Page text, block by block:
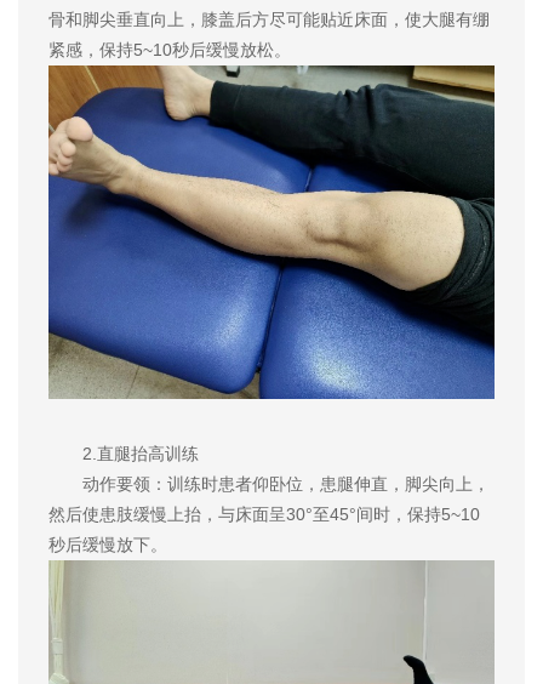
骨和脚尖垂直向上，膝盖后方尽可能贴近床面，使大腿有绷
紧感，保持5~10秒后缓慢放松。
2.直腿抬高训练
动作要领：训练时患者仰卧位，患腿伸直，脚尖向上，
然后使患肢缓慢上抬，与床面呈30°至45°间时，保持5~10
秒后缓慢放下。